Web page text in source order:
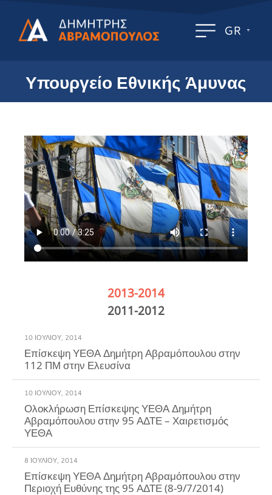
GR
Υπουργείο Εθνικής Άμυνας
2013-2014
2011-2012
10 ΙΟΥΛΊΟΥ, 2014
Επίσκεψη ΥΕΘΑ Δημήτρη Αβραμόπουλου στην
112 ΠΜ στην Ελευσίνα
10 ΙΟΥΛΊΟΥ, 2014
Ολοκλήρωση Επίσκεψης ΥΕΘΑ Δημήτρη
Αβραμόπουλου στην 95 ΑΔΤΕ – Χαιρετισμός
ΥΕΘΑ
8 ΙΟΥΛΊΟΥ, 2014
Επίσκεψη ΥΕΘΑ Δημήτρη Αβραμόπουλου στην
Περιοχή Ευθύνης της 95 ΑΔΤΕ (8-9/7/2014)